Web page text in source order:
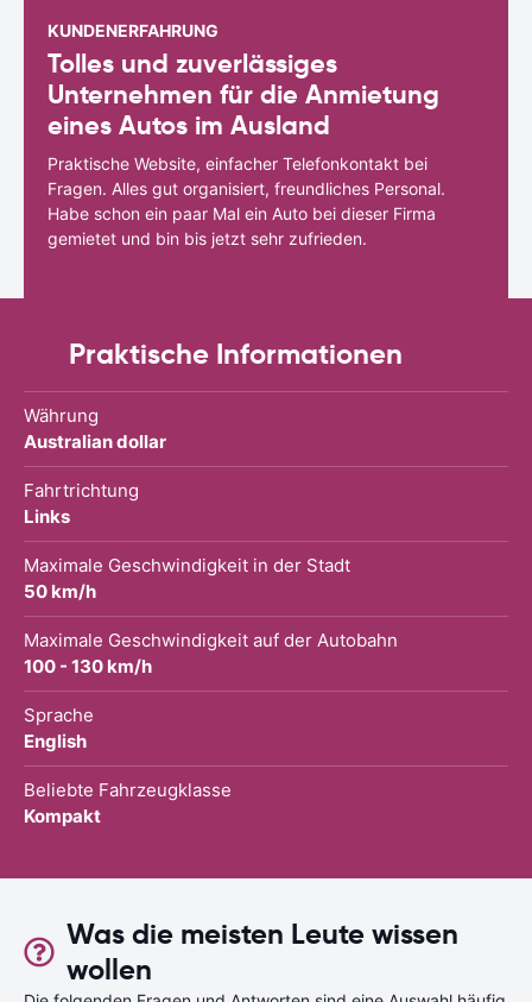
KUNDENERFAHRUNG
Tolles und zuverlässiges
Unternehmen für die Anmietung
eines Autos im Ausland
Praktische Website, einfacher Telefonkontakt bei
Fragen. Alles gut organisiert, freundliches Personal.
Habe schon ein paar Mal ein Auto bei dieser Firma
gemietet und bin bis jetzt sehr zufrieden.
Praktische Informationen
Währung
Australian dollar
Fahrtrichtung
Links
Maximale Geschwindigkeit in der Stadt
50 km/h
Maximale Geschwindigkeit auf der Autobahn
100 - 130 km/h
Sprache
English
Beliebte Fahrzeugklasse
Kompakt
Was die meisten Leute wissen
wollen